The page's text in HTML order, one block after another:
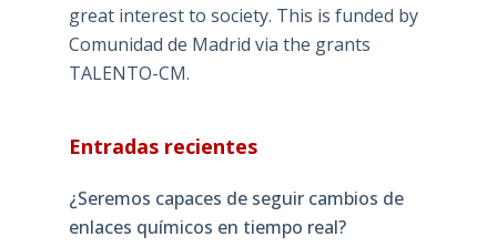
great interest to society. This is funded by
Comunidad de Madrid via the grants
TALENTO-CM.
Entradas recientes
¿Seremos capaces de seguir cambios de
enlaces químicos en tiempo real?